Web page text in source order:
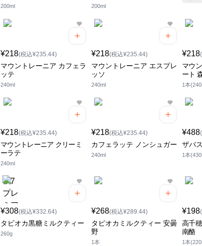
200ml 200ml
¥218(税込¥235.44)
マウントレーニア カフェラ
ッテ
240ml
¥218(税込¥235.44)
マウントレーニア エスプレ
ッソ
240ml
¥218
マウ
ート
1本
¥218(税込¥235.44)
マウントレーニア クリーミ
ーラテ
240ml
¥218(税込¥235.44)
カフェラッテ ノンシュガー
240ml
¥488
ザバ
1本
¥308(税込¥332.64)
タビオカ黒糖ミルクティー
260g
¥268(税込¥289.44)
タピオカミルクティー 安曇
野
1本
¥198
高千
南酪
1本